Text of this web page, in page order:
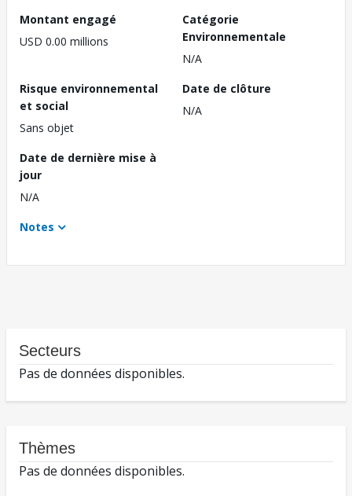
Montant engagé
USD 0.00 millions
Catégorie
Environnementale
N/A
Risque environnemental
et social
Sans objet
Date de clôture
N/A
Date de dernière mise à
jour
N/A
Notes
Secteurs
Pas de données disponibles.
Thèmes
Pas de données disponibles.